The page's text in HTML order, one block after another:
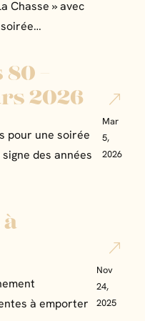
Chasse » avec
–
2026
pour une soirée
des années
Mar
5,
2026
à emporter
Nov
24,
2025